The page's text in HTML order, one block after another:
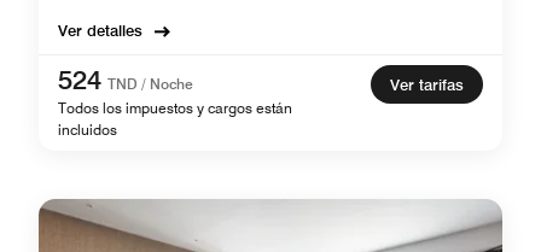
Ver detalles
524 TND / Noche
Todos los impuestos y cargos están
incluidos
Ver tarifas